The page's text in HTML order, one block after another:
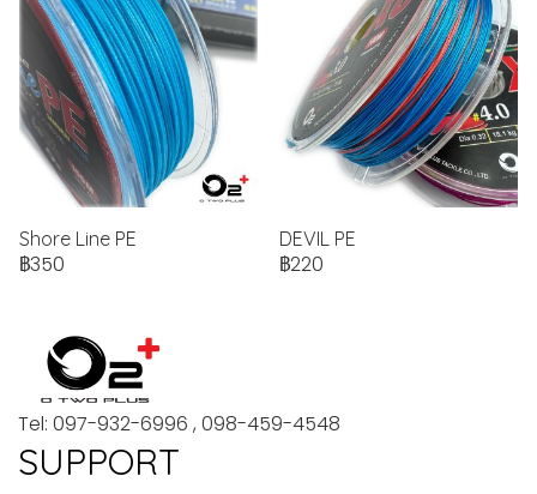
Shore Line PE
฿350
DEVIL PE
฿220
Tel: 097-932-6996 , 098-459-4548
SUPPORT